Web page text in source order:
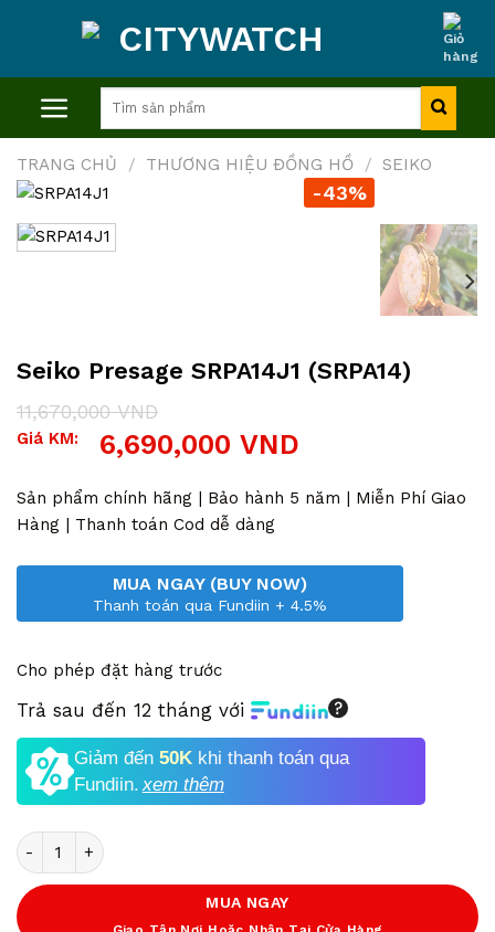
kiếm:
TRANG CHỦ / THƯƠNG HIỆU ĐỒNG HỒ / SEIKO
-43%
Seiko Presage SRPA14J1 (SRPA14)
11,670,000VND
Giá
11,670,000 VND.
6,690,000 VND
Giá
là:
6,690,000 VND.
Giá KM:
Sản phẩm chính hãng | Bảo hành 5 năm | Miễn Phí Giao
Hàng | Thanh toán Cod dễ dàng
MUA NGAY (BUY NOW)
Thanh toán qua Fundiin + 4.5%
Cho phép đặt hàng trước
Trả sau đến 12 tháng với
Giảm đến 50K khi thanh toán qua
Fundiin. xem thêm
Số lượng
MUA NGAY